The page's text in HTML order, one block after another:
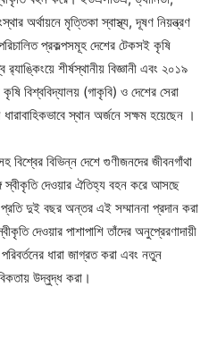
অর্থায়নে মৃত্তিকা স্বাস্থ্য, দূষণ নিয়ন্ত্রণ
প্রকল্পসমূহ দেশের টেকসই কৃষি
শীর্ষস্থানীয় বিজ্ঞানী এবং ২০১৯
বিশ্ববিদ্যালয় (গাকৃবি) ও দেশের সেরা
স্থান অর্জনে সক্ষম হয়েছেন ।
বিভিন্ন দেশে গুণীজনদের জীবনগাঁথা
স্বীকৃতি দেওয়ার ঐতিহ্য বহন করে আসছে
প্রতি দুই বছর অন্তর এই সম্মাননা প্রদান করা
দেওয়ার পাশাপাশি তাঁদের অনুপ্রেরণাদায়ী
ধারা জাগ্রত করা এবং নতুন
উদ্বুদ্ধ করা।